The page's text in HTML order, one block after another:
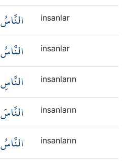
النَّاسُ insanlar
النَّاسُ insanlar
النَّاسِ insanların
النَّاسَ insanların
النَّاسُ insanların